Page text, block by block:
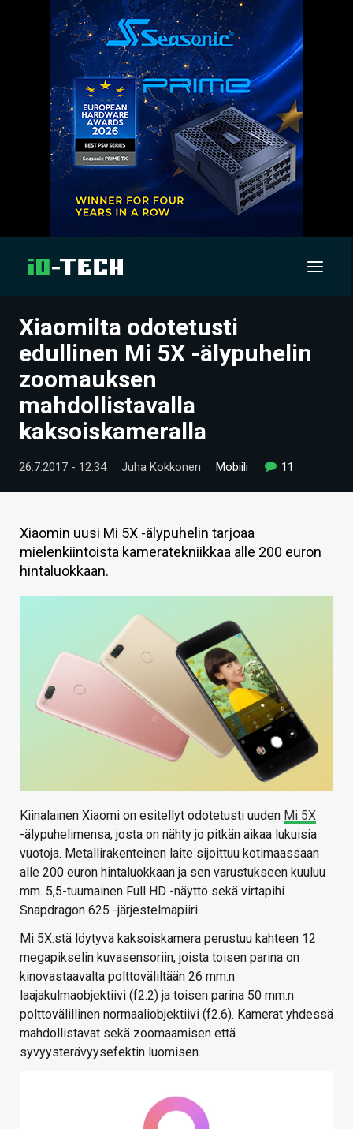
UUTISET
ARTIKKELIT
VIDEOT
TECHBBS
TIETOA
KAUPPA
VAIHDA TEEMA
HAKU
Xiaomilta odotetusti
edullinen Mi 5X -älypuhelin
zoomauksen
mahdollistavalla
kaksoiskameralla
26.7.2017 - 12:34 Juha Kokkonen Mobiili 11
Xiaomin uusi Mi 5X -älypuhelin tarjoaa
mielenkiintoista kameratekniikkaa alle 200 euron
hintaluokkaan.
Kiinalainen Xiaomi on esitellyt odotetusti uuden Mi 5X
-älypuhelimensa, josta on nähty jo pitkän aikaa lukuisia
vuotoja. Metallirakenteinen laite sijoittuu kotimaassaan
alle 200 euron hintaluokkaan ja sen varustukseen kuuluu
mm. 5,5-tuumainen Full HD -näyttö sekä virtapihi
Snapdragon 625 -järjestelmäpiiri.
Mi 5X:stä löytyvä kaksoiskamera perustuu kahteen 12
megapikselin kuvasensoriin, joista toisen parina on
kinovastaavalta polttoväliltään 26 mm:n
laajakulmaobjektiivi (f2.2) ja toisen parina 50 mm:n
polttovälillinen normaaliobjektiivi (f2.6). Kamerat yhdessä
mahdollistavat sekä zoomaamisen että
syvyysterävyysefektin luomisen.